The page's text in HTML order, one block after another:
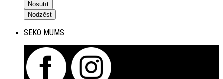
Nosūtīt
Nodzēst
SEKO MUMS